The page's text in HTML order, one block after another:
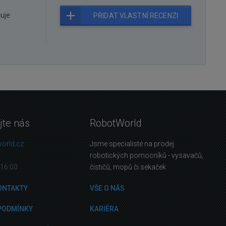
PŘIDAT VLASTNÍ RECENZI
nás RobotWorld
Jsme specialisté na prodej
robotických pomocníků - vysavačů,
čističů, mopů či sekaček
VŠE O NÁS
KARIÉRA